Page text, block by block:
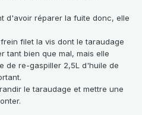
d'avoir réparer la fuite donc, elle
filet la vis dont le taraudage
tant bien que mal, mais elle
de re-gaspiller 2,5L d'huile de
le taraudage et mettre une